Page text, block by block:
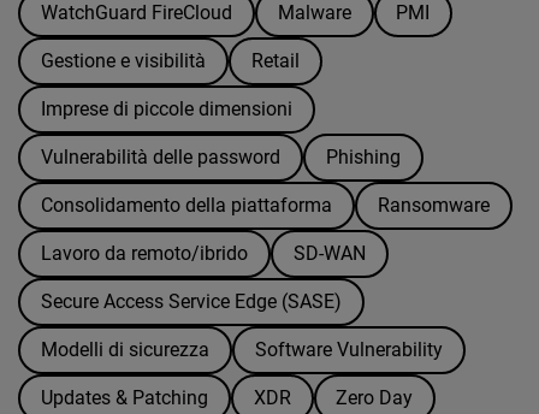
WatchGuard FireCloud Malware PMI
Gestione e visibilità Retail
Imprese di piccole dimensioni
Vulnerabilità delle password Phishing
Consolidamento della piattaforma Ransomware
Lavoro da remoto/ibrido SD-WAN
Secure Access Service Edge (SASE)
Modelli di sicurezza Software Vulnerability
Updates & Patching XDR Zero Day